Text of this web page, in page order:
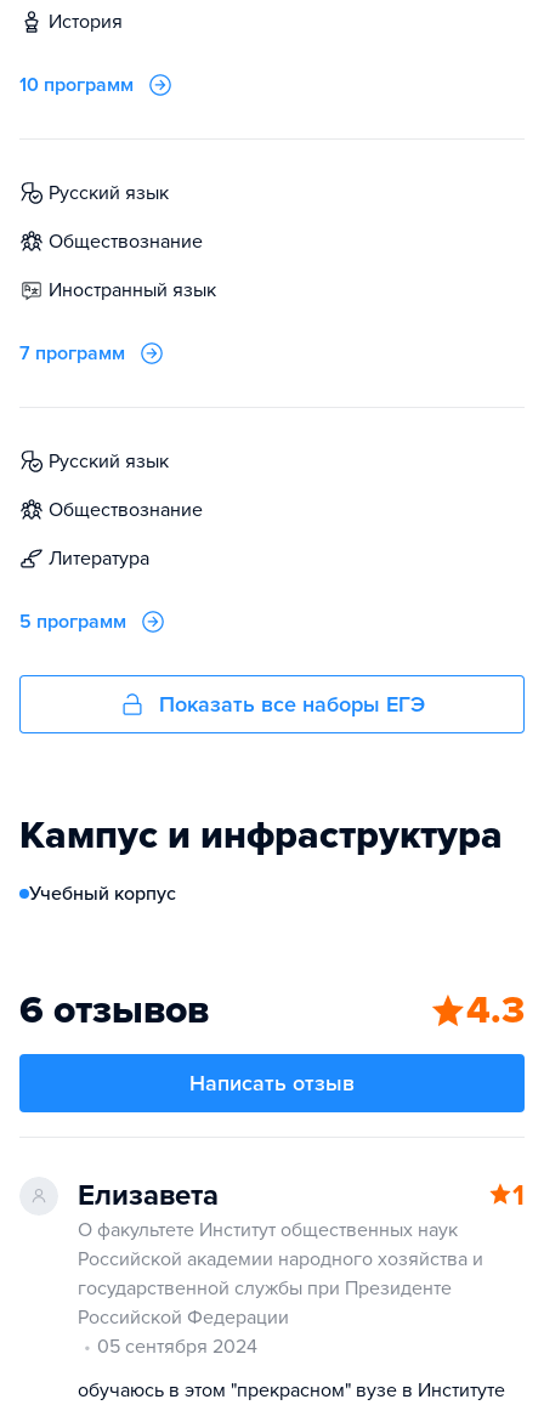
история
10 программ
русский язык
обществознание
иностранный язык
7 программ
русский язык
обществознание
литература
5 программ
Показать все наборы ЕГЭ
Кампус и инфраструктура
Учебный корпус
6 отзывов 4.3
Написать отзыв
Елизавета 1
О факультете Институт общественных наук
Российской академии народного хозяйства и
государственной службы при Президенте
Российской Федерации
05 сентября 2024
обучаюсь в этом "прекрасном" вузе в Институте